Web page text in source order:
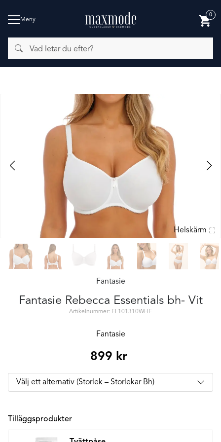
Meny
letar
du
efter?
0
BADMODE
Helskärm
Fantasie
Fantasie Rebecca Essentials bh- Vit
Artikelnummer: FL101310WHE
Fantasie
899 kr
Tilläggsprodukter